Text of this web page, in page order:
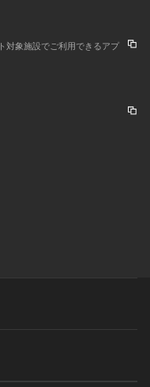
対象施設でご利用できるアプ